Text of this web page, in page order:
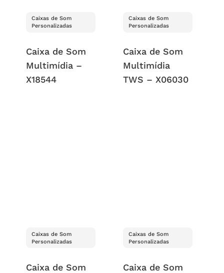
Caixas de Som
Personalizadas
Caixa de Som
Multimídia –
X18544
Caixas de Som
Personalizadas
Caixa de Som
Multimídia
TWS – X06030
Caixas de Som
Personalizadas
Caixa de Som
Caixas de Som
Personalizadas
Caixa de Som